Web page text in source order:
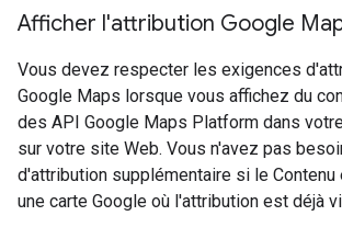
Afficher l'attribution Google
Vous devez respecter les exigences
Google Maps lorsque vous affichez du
des API Google Maps Platform dans
sur votre site Web. Vous n'avez pas
d'attribution supplémentaire si le Contenu
une carte Google où l'attribution est déjà